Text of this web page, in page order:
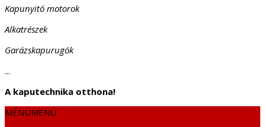
Kapunyitó motorok
Alkatrészek
Garázskapurugók
...
A kaputechnika otthona!
MENÜMENÜ